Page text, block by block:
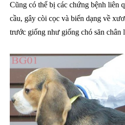
Cũng có thể bị các chứng bệnh liên
cầu, gây còi cọc và biến dạng về
trước giống như giống chó săn chân